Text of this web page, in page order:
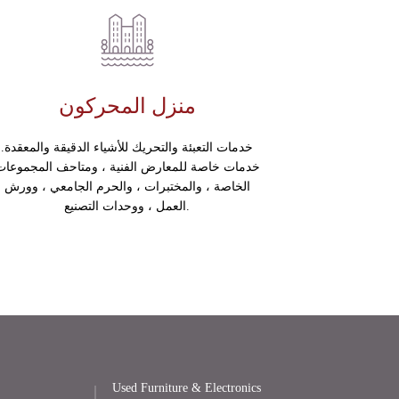
منزل المحركون
خدمات التعبئة والتحريك للأشياء الدقيقة والمعقدة.
خدمات خاصة للمعارض الفنية ، ومتاحف
الخاصة ، والمختبرات ، والحرم الجامعي ، وورش
العمل ، ووحدات التصنيع.
Used Furniture & Electronics